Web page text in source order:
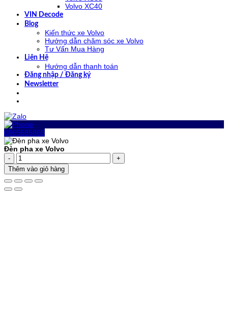
Volvo XC40
VIN Decode
Blog
Kiến thức xe Volvo
Hướng dẫn chăm sóc xe Volvo
Tư Vấn Mua Hàng
Liên Hệ
Hướng dẫn thanh toán
Đăng nhập / Đăng ký
Newsletter
0865685865
Đèn pha xe Volvo
Đèn
pha
xe
Volvo
số
Thêm vào giỏ hàng